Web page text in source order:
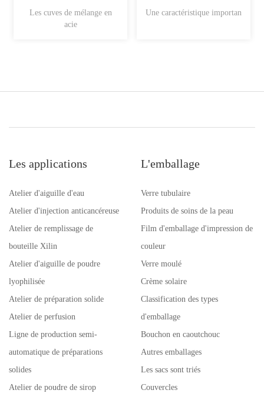
Les cuves de mélange en
acie
Une caractéristique importan
Les applications
Atelier d'aiguille d'eau
Atelier d'injection anticancéreuse
Atelier de remplissage de
bouteille Xilin
Atelier d'aiguille de poudre
lyophilisée
Atelier de préparation solide
Atelier de perfusion
Ligne de production semi-
automatique de préparations
solides
Atelier de poudre de sirop
L'emballage
Verre tubulaire
Produits de soins de la peau
Film d'emballage d'impression de
couleur
Verre moulé
Crème solaire
Classification des types
d'emballage
Bouchon en caoutchouc
Autres emballages
Les sacs sont triés
Couvercles